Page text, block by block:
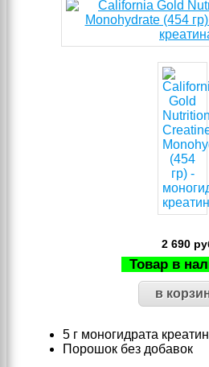
2 690
Товар в
5 г моногидрата
Порошок без добавок